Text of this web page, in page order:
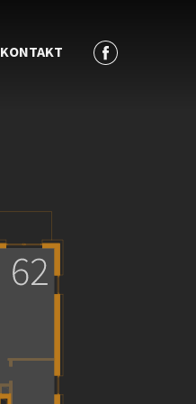
KONTAKT